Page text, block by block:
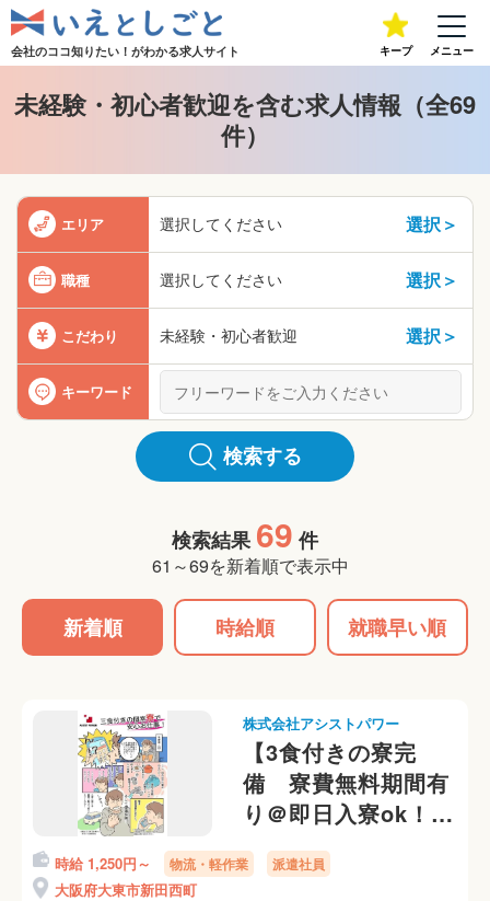
会社のココ知りたい！がわかる求人サイト キープ メニュー
未経験・初心者歓迎を含む求人情報（全69
件）
エリア 選択してください 選択＞
職種 選択してください 選択＞
こだわり 未経験・初心者歓迎 選択＞
キーワード
検索する
検索結果 69 件
61～69を新着順で表示中
新着順 時給順 就職早い順
株式会社アシストパワー
【3食付きの寮完
備 寮費無料期間有
り＠即日入寮ok！】
未経験歓迎！倉庫内
で飲料補充の簡単サ
時給 1,250円～ 物流・軽作業 派遣社員
大阪府大東市新田西町